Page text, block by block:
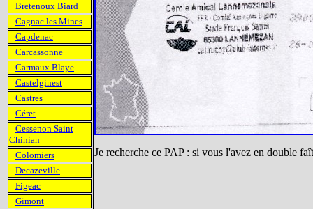
Je recherche ce PAP : si vous l'avez en double
Bretenoux Biard
Cagnac les Mines
Capdenac
Carcassonne
Carmaux Blaye
Castelginest
Castres
Céret
Cessenon Saint
Chinian
Colomiers
Decazeville
Figeac
Gimont